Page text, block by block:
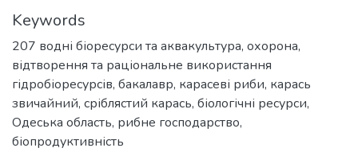
Keywords
207 водні біоресурси та аквакультура, охорона,
відтворення та раціональне використання
гідробіоресурсів, бакалавр, карасеві риби, карась
звичайний, сріблястий карась, біологічні ресурси,
Одеська область, рибне господарство,
біопродуктивність